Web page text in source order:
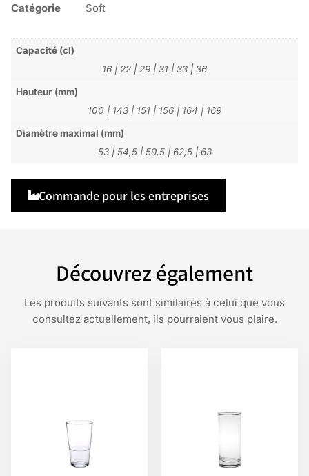
Catégorie Soft
Capacité (cl)
16 | 22 | 29 | 31 | 33 | 36
Hauteur (mm)
100 | 143 | 151 | 156 | 164 | 169
Diamètre maximal (mm)
53| 54,5| 59,5| 62,5| 63
Commande pour les entreprises
Découvrez également
Les produits suivants sont similaires à celui que vous
consultez actuellement, ils pourraient vous plaire.